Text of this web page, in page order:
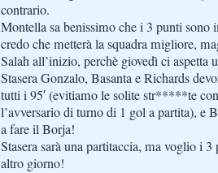
contrario.
Montella sa benissimo che i 3 punti sono
credo che metterà la squadra migliore,
Salah all’inizio, perchè giovedì ci aspetta
Stasera Gonzalo, Basanta e Richards
tutti i 95′ (evitiamo le solite str*****te
l’avversario di turno di 1 gol a partita), e
a fare il Borja!
Stasera sarà una partitaccia, ma voglio i
altro giorno!